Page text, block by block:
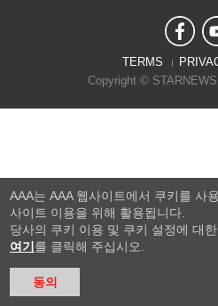
TERMS
Copyright ©
AAA는 AAA 웹사이트에서 쿠키를 사
사이트 이용을 위해 활용됩니다.
당사의 쿠키 이용 및 쿠키 설정에 대
여기 를 클릭해 주십시오.
동의